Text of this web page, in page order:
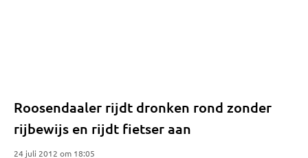
Roosendaaler rijdt dronken rond zonder
rijbewijs en rijdt fietser aan
24 juli 2012 om 18:05